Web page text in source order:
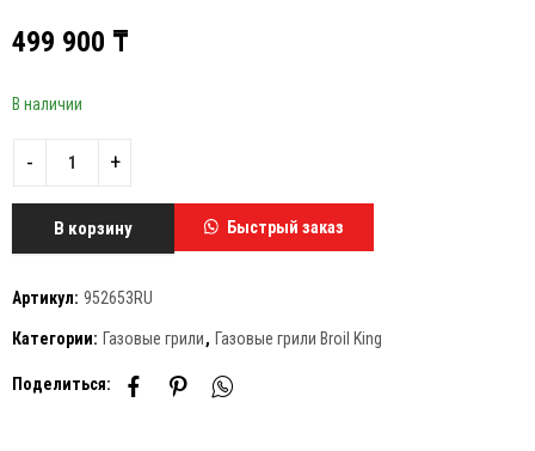
499 900 ₸
В наличии
В корзину Быстрый заказ
Артикул: 952653RU
Категории: Газовые грили, Газовые грили Broil King
Поделиться: